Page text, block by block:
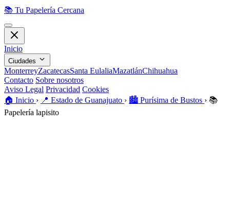
📚 Tu Papelería Cercana
Inicio
Ciudades
MonterreyZacatecasSanta EulaliaMazatlánChihuahua
Contacto Sobre nosotros
Aviso Legal Privacidad Cookies
🏠️ Inicio › 📍 Estado de Guanajuato › 🏙️ Purísima de Bustos › 📚
Papelería lapisito